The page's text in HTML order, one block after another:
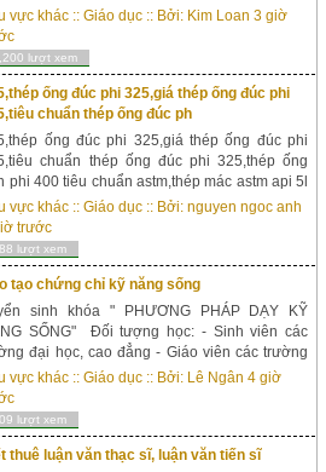
báo: 10 bạn học sinh sinh viên xuất sắc
đã vượt qua buổi phỏng vấn học bổng Thụy
trị gi&aac...
vực khác ::Giáo dục :: Bởi: Kim Loan 3 giờ
lượt xem
ống đúc phi 325,giá thép ống đúc phi
chuẩn thép ống đúc ph
ống đúc phi 325,giá thép ống đúc phi
chuẩn thép ống đúc phi 325,thép ống
phi 400 tiêu chuẩn astm,thép mác astm api 5l
ống tròn phi 141,ống thép hàn phi 325,tiêu
ống th&eac...
vực khác ::Giáo dục :: Bởi:nguyen ngoc anh
trước
lượt xem
tạo chứng chỉ kỹ năng sống
sinh khóa " PHƯƠNG PHÁP DẠY KỸ
SỐNG" Đối tượng học: - Sinh viên các
đại học, cao đẳng - Giáo viên các trường
non, tiểu học, THCS, THPT và trung tâm
dục thường xuyên. - Trung tâm dạy kỹ năng
gian ...
vực khác ::Giáo dục :: Bởi: Lê Ngân 4 giờ
lượt xem
thuê luận văn thạc sĩ, luận văn tiến sĩ